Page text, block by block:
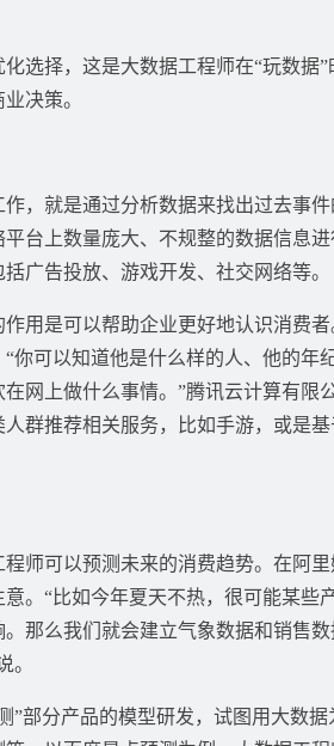
择，这是大数据工程师在“玩数据”
决策。
就是通过分析数据来找出过去事件
台上数量庞大、不规整的数据信息
广告投放、游戏开发、社交网络等。
是可以帮助企业更好地认识消费者
你可以知道他是什么样的人、他的年
网上做什么事情。”腾讯云计算有限
群推荐相关服务，比如手游，或是
可以预测未来的消费趋势。在阿里
。“比如今年夏天不热，很可能某些
那么我们就会建立气象数据和销售
。
分产品的模型研发，试图用大数据